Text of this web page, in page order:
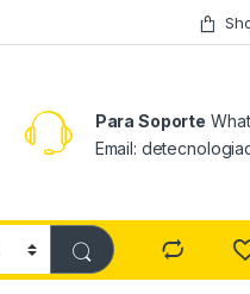
Para Soporte
Email: